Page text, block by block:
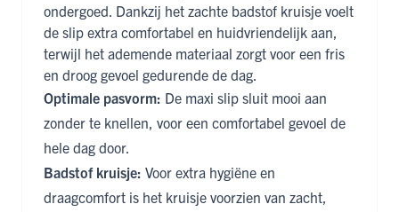
ondergoed. Dankzij het zachte badstof kruisje voelt
de slip extra comfortabel en huidvriendelijk aan,
terwijl het ademende materiaal zorgt voor een fris
en droog gevoel gedurende de dag.
Optimale pasvorm: De maxi slip sluit mooi aan
zonder te knellen, voor een comfortabel gevoel de
hele dag door.
Badstof kruisje: Voor extra hygiëne en
draagcomfort is het kruisje voorzien van zacht,